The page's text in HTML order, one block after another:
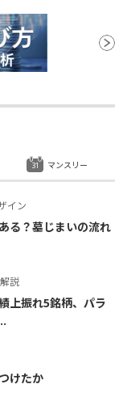
イン
る？墓じまいの流れ
説
上振れ5銘柄、パラ
けたか
マンスリー